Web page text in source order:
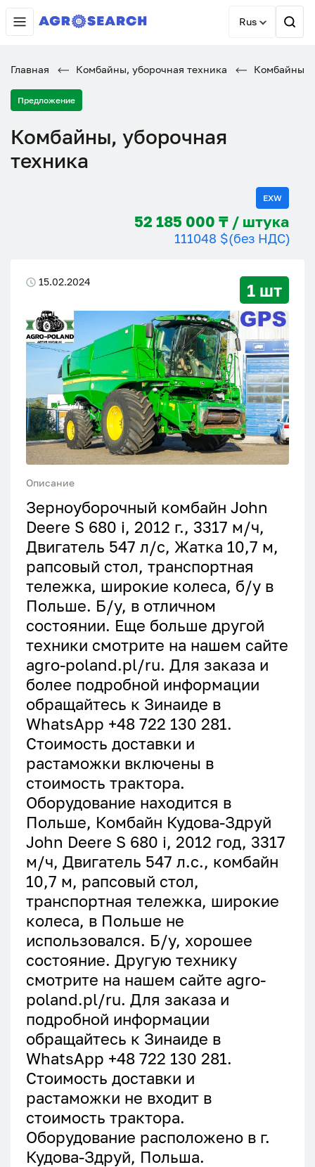
Rus
Главная Комбайны, уборочная техника Комбайны,
Предложение
Комбайны, уборочная
техника
EXW
52 185 000 ₸ / штука
111048 $(без НДС)
15.02.2024 1 шт
Описание
Зерноуборочный комбайн John
Deere S 680 i, 2012 г., 3317 м/ч,
Двигатель 547 л/с, Жатка 10,7 м,
рапсовый стол, транспортная
тележка, широкие колеса, б/у в
Польше. Б/у, в отличном
состоянии. Еще больше другой
техники смотрите на нашем сайте
agro-poland.pl/ru. Для заказа и
более подробной информации
обращайтесь к Зинаиде в
WhatsApp +48 722 130 281.
Стоимость доставки и
растаможки включены в
стоимость трактора.
Оборудование находится в
Польше, Комбайн Кудова-Здруй
John Deere S 680 i, 2012 год, 3317
м/ч, Двигатель 547 л.с., комбайн
10,7 м, рапсовый стол,
транспортная тележка, широкие
колеса, в Польше не
использовался. Б/у, хорошее
состояние. Другую технику
смотрите на нашем сайте agro-
poland.pl/ru. Для заказа и
подробной информации
обращайтесь к Зинаиде в
WhatsApp +48 722 130 281.
Стоимость доставки и
растаможки не входит в
стоимость трактора.
Оборудование расположено в г.
Кудова-Здруй, Польша.